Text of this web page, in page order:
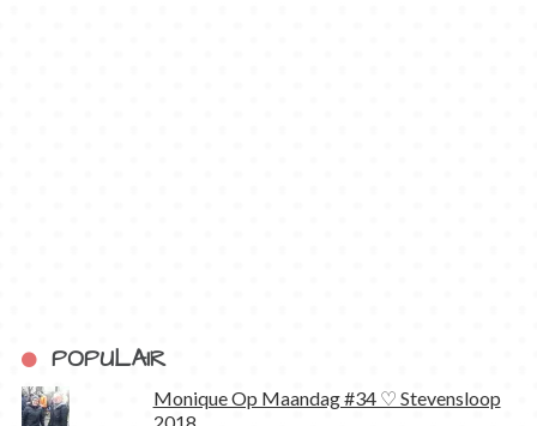
POPULAIR
Monique Op Maandag #34 ♡ Stevensloop